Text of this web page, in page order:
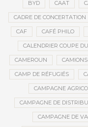
BYD CAAT
CADRE DE CONCERTATION
CAF CAFÉ PHILO
CALENDRIER COUPE
CAMEROUN
CAMP DE RÉFUGIÉS
CAMPAGNE
CAMPAGNE DE
CAMPAGNE DE